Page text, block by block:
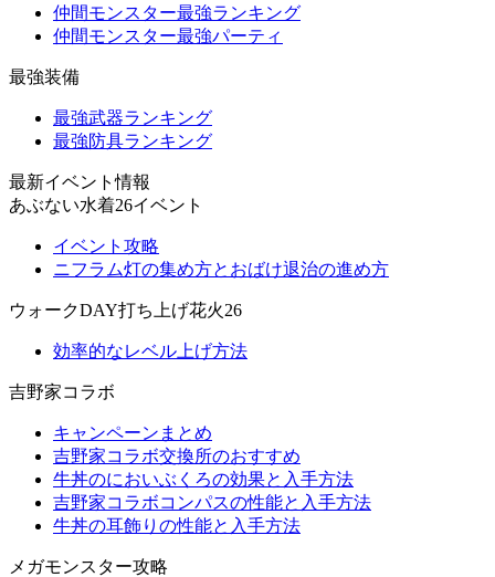
仲間モンスター最強ランキング
仲間モンスター最強パーティ
最強装備
最強武器ランキング
最強防具ランキング
最新イベント情報
あぶない水着26イベント
イベント攻略
ニフラム灯の集め方とおばけ退治の進め方
ウォークDAY打ち上げ花火26
効率的なレベル上げ方法
吉野家コラボ
キャンペーンまとめ
吉野家コラボ交換所のおすすめ
牛丼のにおいぶくろの効果と入手方法
吉野家コラボコンパスの性能と入手方法
牛丼の耳飾りの性能と入手方法
メガモンスター攻略